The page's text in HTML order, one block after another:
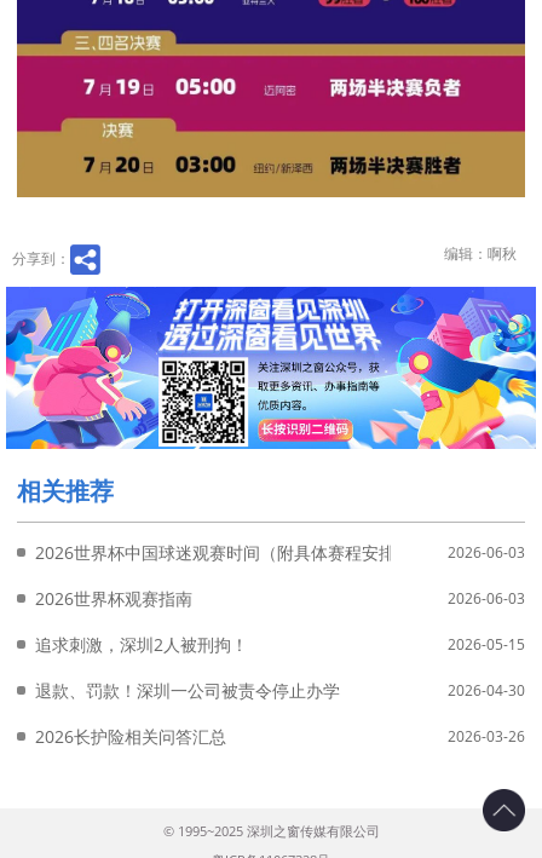
分享到： 编辑：啊秋
相关推荐
2026世界杯中国球迷观赛时间（附具体赛程安排） 2026-06-03
2026世界杯观赛指南 2026-06-03
追求刺激，深圳2人被刑拘！ 2026-05-15
退款、罚款！深圳一公司被责令停止办学 2026-04-30
2026长护险相关问答汇总 2026-03-26
© 1995~2025 深圳之窗传媒有限公司